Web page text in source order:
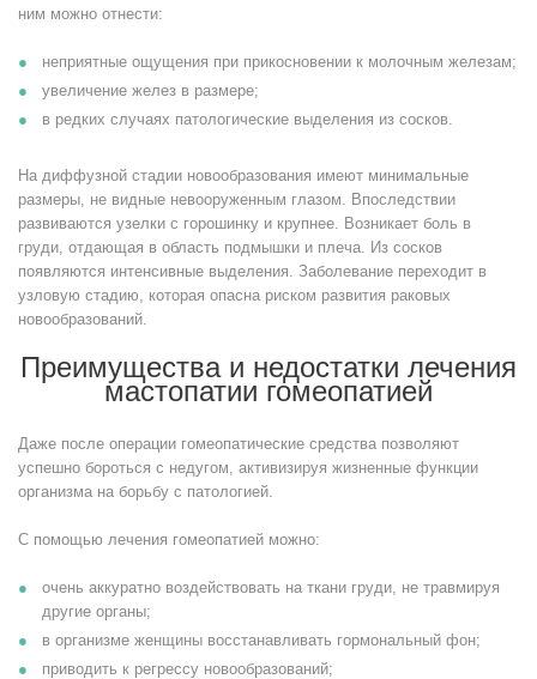
ним можно отнести:
неприятные ощущения при прикосновении к молочным железам;
увеличение желез в размере;
в редких случаях патологические выделения из сосков.
На диффузной стадии новообразования имеют минимальные
размеры, не видные невооруженным глазом. Впоследствии
развиваются узелки с горошинку и крупнее. Возникает боль в
груди, отдающая в область подмышки и плеча. Из сосков
появляются интенсивные выделения. Заболевание переходит в
узловую стадию, которая опасна риском развития раковых
новообразований.
Преимущества и недостатки лечения
мастопатии гомеопатией
Даже после операции гомеопатические средства позволяют
успешно бороться с недугом, активизируя жизненные функции
организма на борьбу с патологией.
С помощью лечения гомеопатией можно:
очень аккуратно воздействовать на ткани груди, не травмируя
другие органы;
в организме женщины восстанавливать гормональный фон;
приводить к регрессу новообразований;